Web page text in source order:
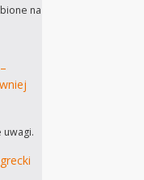
na
uwagi.